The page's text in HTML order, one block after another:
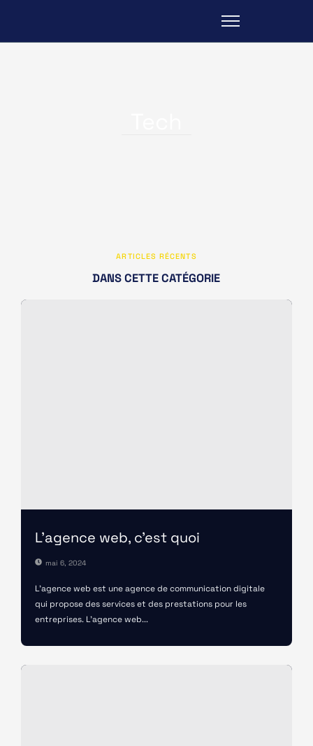
ARTICLES RÉCENTS
DANS CETTE CATÉGORIE
L’agence web, c’est quoi
mai 6, 2024
L'agence web est une agence de communication digitale
qui propose des services et des prestations pour les
entreprises. L'agence web...